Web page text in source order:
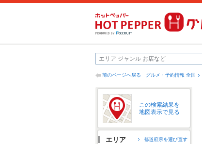
前のページへ戻る グルメ・予約情報 全国
この検索結果を
地図表示で見る
エリア 都道府県を選び直す